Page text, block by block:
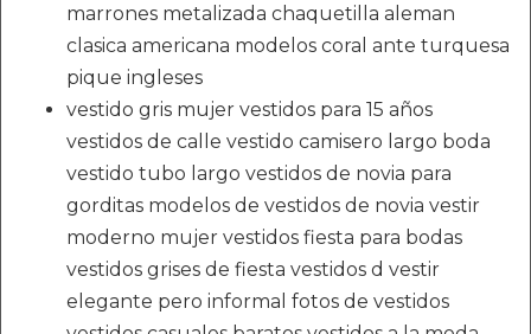
marrones metalizada chaquetilla aleman
clasica americana modelos coral ante turquesa
pique ingleses
vestido gris mujer vestidos para 15 años
vestidos de calle vestido camisero largo boda
vestido tubo largo vestidos de novia para
gorditas modelos de vestidos de novia vestir
moderno mujer vestidos fiesta para bodas
vestidos grises de fiesta vestidos d vestir
elegante pero informal fotos de vestidos